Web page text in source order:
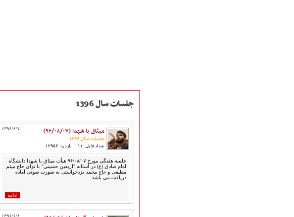
جلسات سال 1396
۱۳۹۶/۸/۷ میثاق با شهدا (۹۶/۰۸/۰۷)
جلسات سال ۱۳۹۶
تعداد فایل: ۱۱
بازدید: ۱۲۹۵۶
جلسه هفتگی مورخ ۹۶/۰۸/۰۷ هیأت میثاق با شهدا دانشگاه
امام صادق (ع) در آستانه "اربعین حسینی" با نوای حاج میثم
مطیعی و حاج محمد یزدخواستی به صورت صوتی آماده
دریافت می باشد.
ادامه
۱۳۹۶/۶/۸